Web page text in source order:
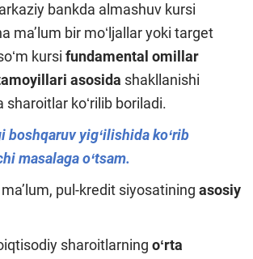
bankda almashuv kursi
maʼlum bir moʻljallar yoki target
kursi fundamental omillar
asosida shakllanishi
sharoitlar koʻrilib boriladi.
boshqaruv yigʻilishida koʻrib
masalaga oʻtsam.
pul-kredit siyosatining asosiy
sharoitlarning oʻrta